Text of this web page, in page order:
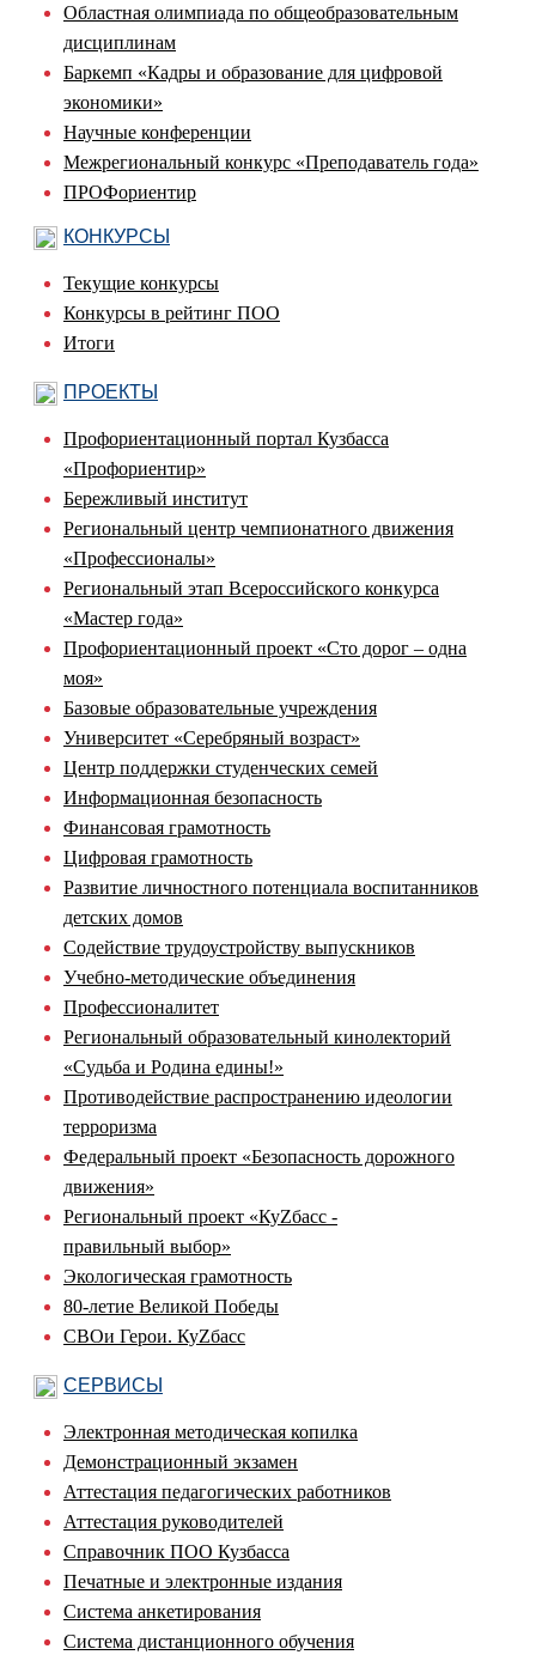
Областная олимпиада по общеобразовательным
дисциплинам
Баркемп «Кадры и образование для цифровой
экономики»
Научные конференции
Межрегиональный конкурс «Преподаватель года»
ПРОФориентир
КОНКУРСЫ
Текущие конкурсы
Конкурсы в рейтинг ПОО
Итоги
ПРОЕКТЫ
Профориентационный портал Кузбасса
«Профориентир»
Бережливый институт
Региональный центр чемпионатного движения
«Профессионалы»
Региональный этап Всероссийского конкурса
«Мастер года»
Профориентационный проект «Сто дорог – одна
моя»
Базовые образовательные учреждения
Университет «Серебряный возраст»
Центр поддержки студенческих семей
Информационная безопасность
Финансовая грамотность
Цифровая грамотность
Развитие личностного потенциала воспитанников
детских домов
Содействие трудоустройству выпускников
Учебно-методические объединения
Профессионалитет
Региональный образовательный кинолекторий
«Судьба и Родина едины!»
Противодействие распространению идеологии
терроризма
Федеральный проект «Безопасность дорожного
движения»
Региональный проект «КуZбасс -
правильный выбор»
Экологическая грамотность
80-летие Великой Победы
СВОи Герои. КуZбасс
СЕРВИСЫ
Электронная методическая копилка
Демонстрационный экзамен
Аттестация педагогических работников
Аттестация руководителей
Справочник ПОО Кузбасса
Печатные и электронные издания
Система анкетирования
Система дистанционного обучения